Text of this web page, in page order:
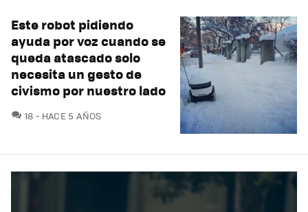
Este robot pidiendo
ayuda por voz cuando se
queda atascado solo
necesita un gesto de
civismo por nuestro lado
18 COMENTARIOS
HACE 5 AÑOS